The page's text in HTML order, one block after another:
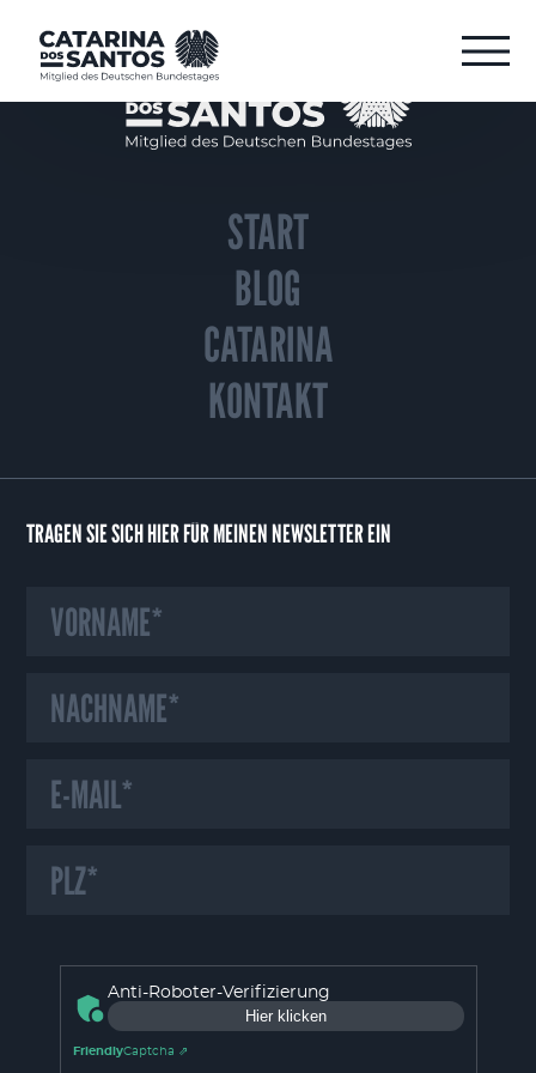
START
BLOG
CATARINA
KONTAKT
TRAGEN SIE SICH HIER FÜR MEINEN NEWSLETTER EIN
Anti-Roboter-Verifizierung
Hier klicken
FriendlyCaptcha ⇗
Wir verwenden auf unserer Webseite Cookies und ähnliche Technologien,
die für das Funktionieren der Webseite erforderlich sind. Mit Ihrer
Einwilligung verwenden wir zudem Cookies zur Nutzungsanalyse unserer
Bedienung unserer Webseite zu erkennen und schnellstmöglich